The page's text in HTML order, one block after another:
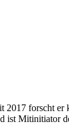
forscht
ist Mitinitiator